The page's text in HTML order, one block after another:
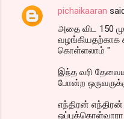
pichaikaaran
அதை விட 150
வழங்கியதற்காக
கொள்ளலாம் "
இந்த வரி
போன்ற
எந்திரன்